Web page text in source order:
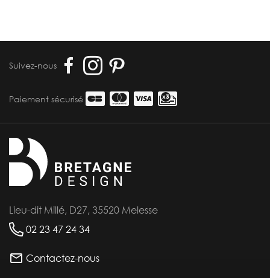
Suivez-nous
Paiement sécurisé
Lieu-dit Millé, D27, 35520 Melesse
02 23 47 24 34
Contactez-nous